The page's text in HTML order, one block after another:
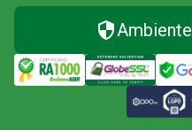
Ambiente